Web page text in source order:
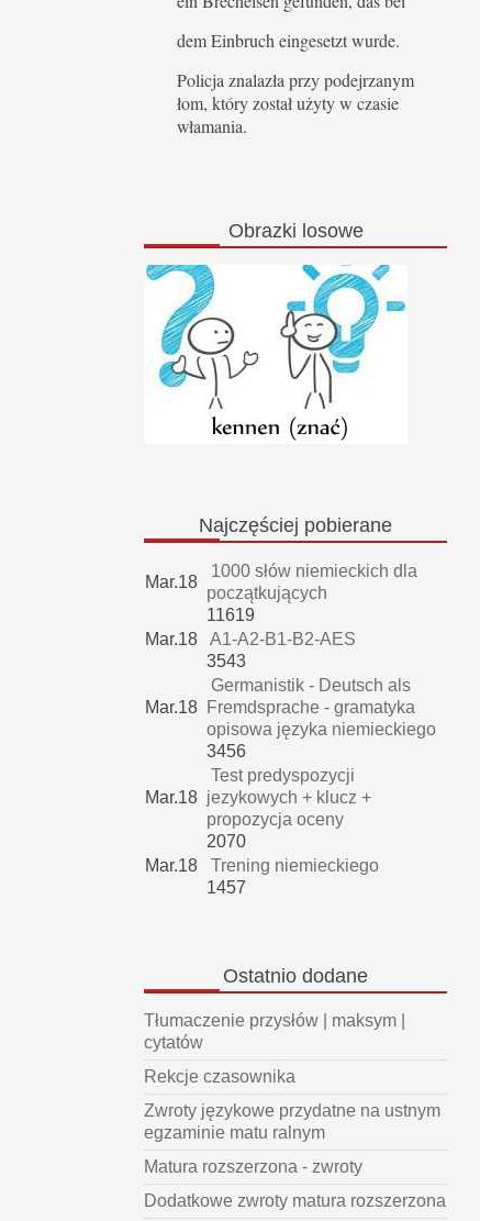
dem Einbruch eingesetzt wurde.
Policja znalazła przy podejrzanym
łom, który został użyty w czasie
włamania.
Obrazki losowe
Najczęściej pobierane
Mar.18
1000 słów niemieckich dla
początkujących
11619
Mar.18
A1-A2-B1-B2-AES
3543
Mar.18
Germanistik - Deutsch als
Fremdsprache - gramatyka
opisowa języka niemieckiego
3456
Mar.18
Test predyspozycji
jezykowych + klucz +
propozycja oceny
2070
Mar.18
Trening niemieckiego
1457
Ostatnio dodane
Tłumaczenie przysłów | maksym |
cytatów
Rekcje czasownika
Zwroty językowe przydatne na ustnym
egzaminie matu ralnym
Matura rozszerzona - zwroty
Dodatkowe zwroty matura rozszerzona